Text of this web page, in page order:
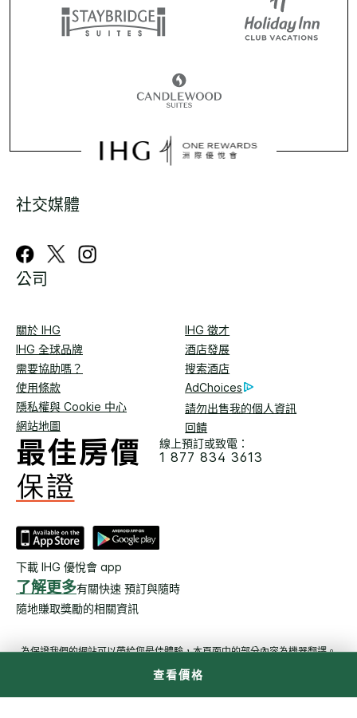
查看價格
社交媒體
公司
關於 IHG
IHG 徵才
IHG 全球品牌
酒店發展
需要協助嗎？
搜索酒店
使用條款
AdChoices
隱私權與 Cookie 中心
請勿出售我的個人資訊
網站地圖
回饋
線上預訂或致電：
1 877 834 3613
下載 IHG 優悅會 app
了解更多有關快速 預訂與隨時
隨地賺取獎勵的相關資訊
為保證我們的網站可以帶給您最佳體驗，本頁面中的部分內容為機器翻譯。
© 2026 洲際飯店集團。保留所有權利。多數飯店為獨立產全及獨立